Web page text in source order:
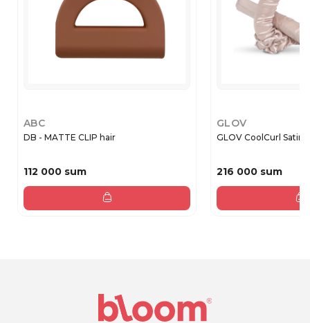
ABC
DB - MATTE CLIP hair
112 000 sum
GLOV
GLOV CoolCurl Satin
216 000 sum